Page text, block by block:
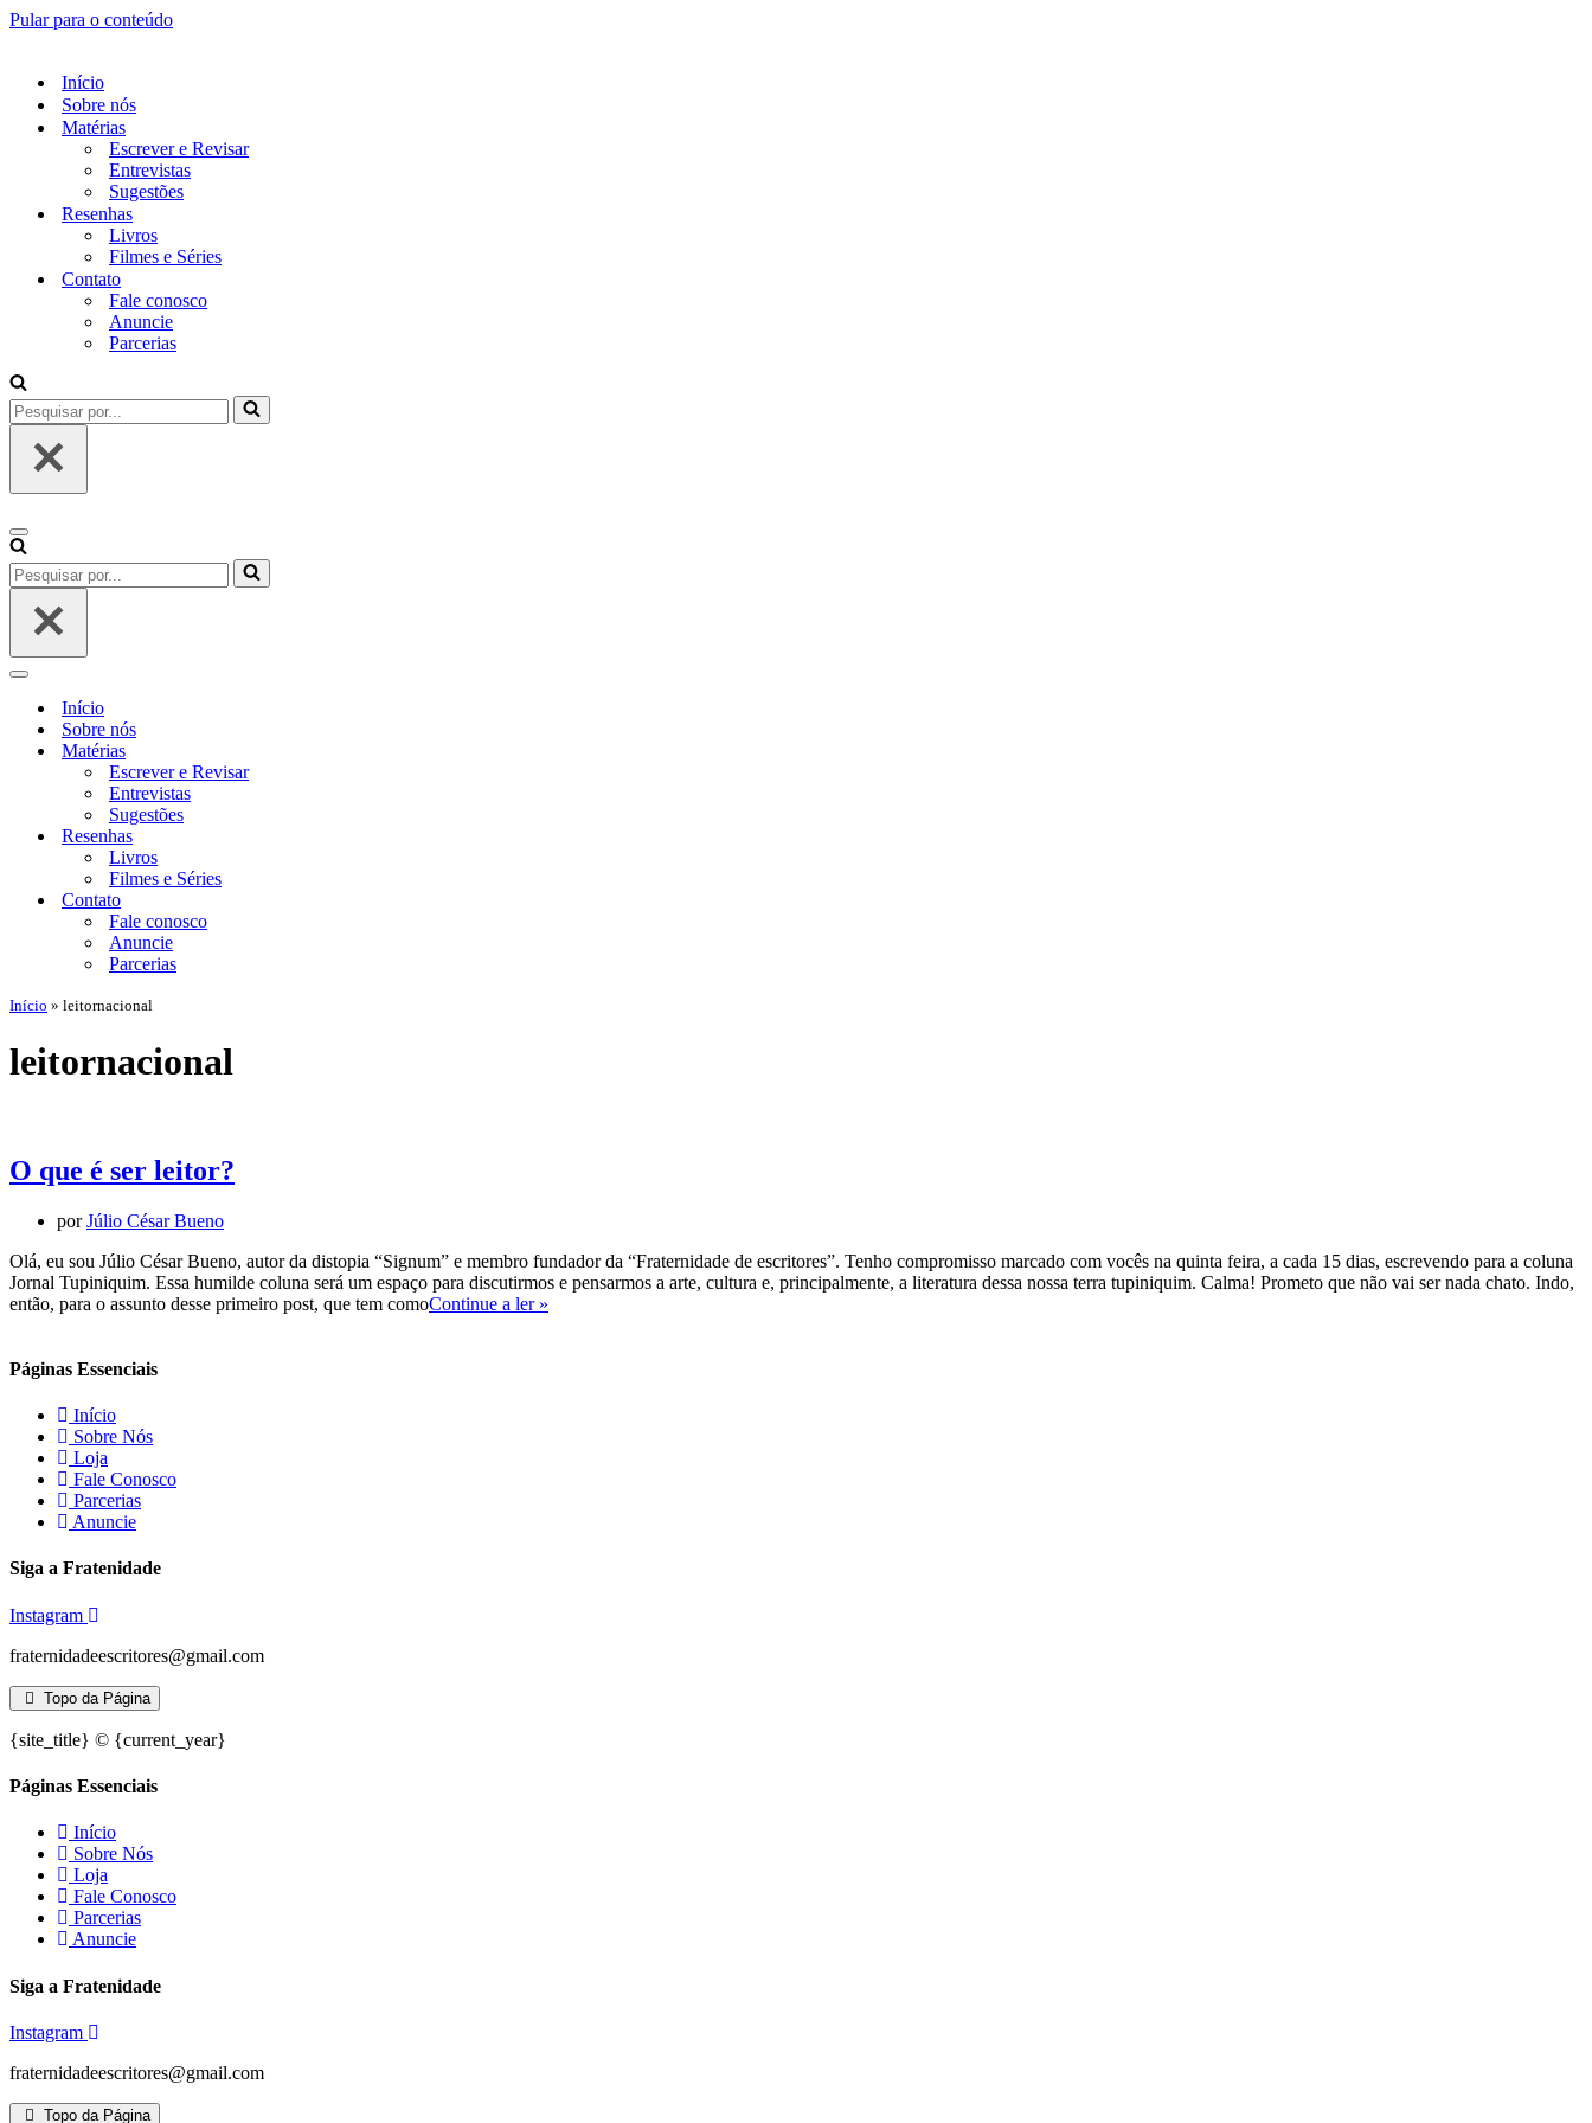
Pular para o conteúdo
Início
Sobre nós
Matérias
Escrever e Revisar
Entrevistas
Sugestões
Resenhas
Livros
Filmes e Séries
Contato
Fale conosco
Anuncie
Parcerias
Pesquisar
por...
Menu
de
navegação
Pesquisar
por...
Menu
navegação
Início
Sobre nós
Matérias
Escrever e Revisar
Entrevistas
Sugestões
Resenhas
Livros
Filmes e Séries
Contato
Fale conosco
Anuncie
Parcerias
Início » leitornacional
leitornacional
O que é ser leitor?
porJúlio César Bueno
Olá, eu sou Júlio César Bueno, autor da distopia “Signum” e membro fundador da “Fraternidade de escritores”. Tenho compromisso marcado com vocês na quinta feira, a cada 15 dias, escrevendo para a coluna
Jornal Tupiniquim. Essa humilde coluna será um espaço para discutirmos e pensarmos a arte, cultura e, principalmente, a literatura dessa nossa terra tupiniquim. Calma! Prometo que não vai ser nada chato. Indo,
então, para o assunto desse primeiro post, que tem comoContinue a ler »
Páginas Essenciais
Início
Sobre Nós
Loja
Fale Conosco
Parcerias
Anuncie
Siga a Fratenidade
Instagram
fraternidadeescritores@gmail.com
Topo da Página
{site_title} © {current_year}
Páginas Essenciais
Início
Sobre Nós
Loja
Fale Conosco
Parcerias
Anuncie
Siga a Fratenidade
Instagram
fraternidadeescritores@gmail.com
Topo da Página